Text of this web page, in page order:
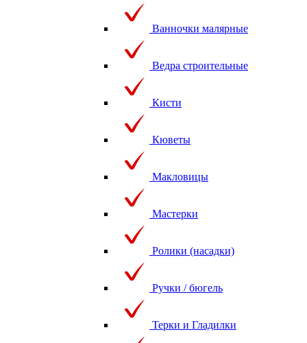
Ванночки малярные
Ведра строительные
Кисти
Кюветы
Макловицы
Мастерки
Ролики (насадки)
Ручки / бюгель
Терки и Гладилки